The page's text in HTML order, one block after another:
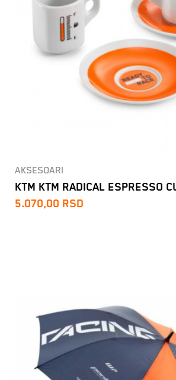
AKSESOARI
KTM KTM RADICAL ESPRESSO
5.070,00 RSD